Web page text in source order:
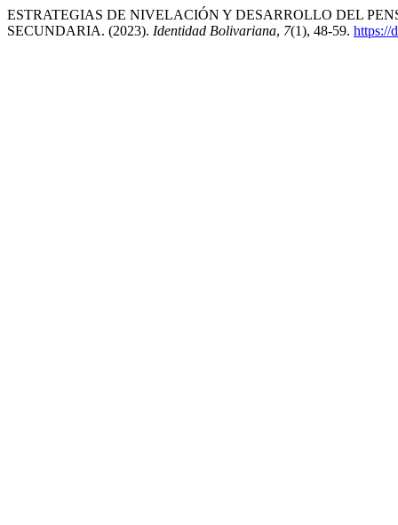
ESTRATEGIAS DE NIVELACIÓN Y DESARROLLO DEL
SECUNDARIA. (2023). Identidad Bolivariana, 7(1), 48-59. https://